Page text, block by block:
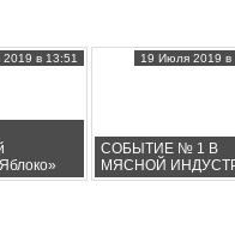
в 13:51
СОБЫТИЕ № 1 В
МЯСНОЙ
19 Июля 2019 в